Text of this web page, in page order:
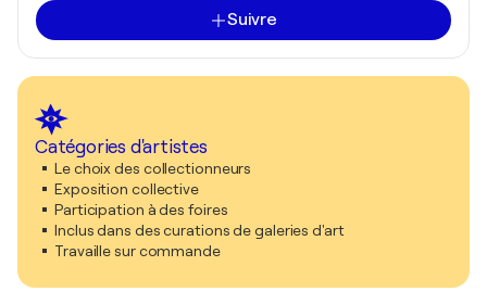
Suivre
Catégories d'artistes
Le choix des collectionneurs
Exposition collective
Participation à des foires
Inclus dans des curations de galeries d'art
Travaille sur commande